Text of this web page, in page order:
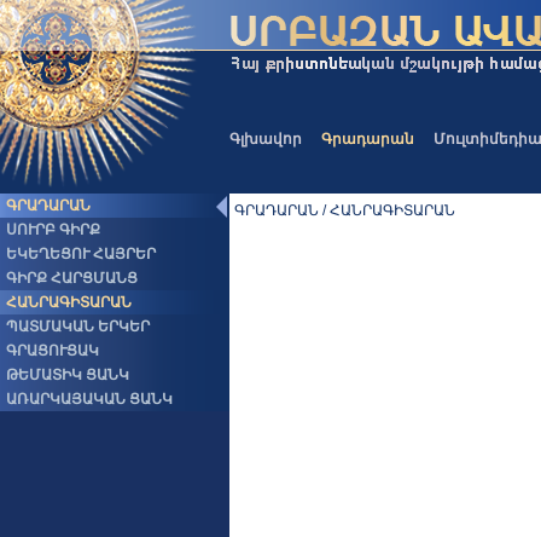
Գլխավոր Գրադարան Մուլտիմեդիա
ԳՐԱԴԱՐԱՆ
ՍՈՒՐԲ ԳԻՐՔ
ԵԿԵՂԵՑՈՒ ՀԱՅՐԵՐ
ԳԻՐՔ ՀԱՐՑՄԱՆՑ
ՀԱՆՐԱԳԻՏԱՐԱՆ
ՊԱՏՄԱԿԱՆ ԵՐԿԵՐ
ԳՐԱՑՈՒՑԱԿ
ԹԵՄԱՏԻԿ ՑԱՆԿ
ԱՌԱՐԿԱՅԱԿԱՆ ՑԱՆԿ
ԳՐԱԴԱՐԱՆ / ՀԱՆՐԱԳԻՏԱՐԱՆ